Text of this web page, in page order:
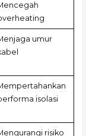
umur
isolasi
risiko